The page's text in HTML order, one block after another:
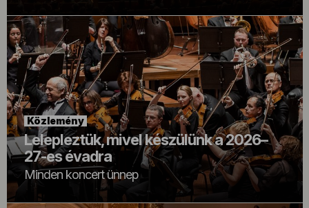
Közlemény
Lelepleztük, mivel készülünk a 2026–
27-es évadra
Minden koncert ünnep